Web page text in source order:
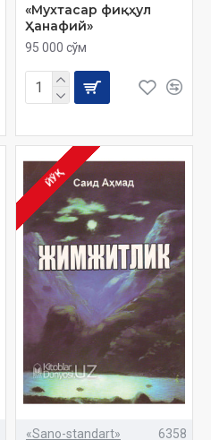
«Мухтасар фиқҳул
Ҳанафий»
95 000 сўм
ЙЎҚ
«Sano-standart» 6358